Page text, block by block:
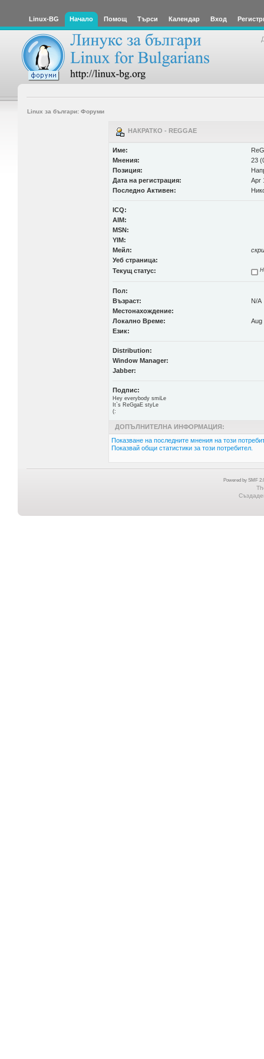
Linux-BG Начало Помощ Търси Календар Вход
Linux за българи: Форуми
НАКРАТКО - REGGAE
Име:
Мнения:
23
Позиция:
Дата на регистрация:
Apr
Последно Активен:
ICQ:
AIM:
MSN:
YIM:
Мейл:
Уеб страница:
Текущ статус:
Пол:
Възраст:
N/A
Местонахождение:
Локално Време:
Aug
Език:
Distribution:
Window Manager:
Jabber:
Подпис:
Hey everybody smiLe
It`s ReGgaE styLe
(:
ДОПЪЛНИТЕЛНА ИНФОРМАЦИЯ:
Показване на последните мнения на този
Показвай общи статистики за този потребител.
Powered by SMF